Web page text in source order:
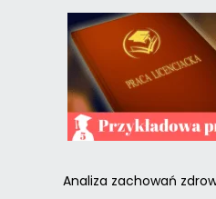
Analiza zachowań